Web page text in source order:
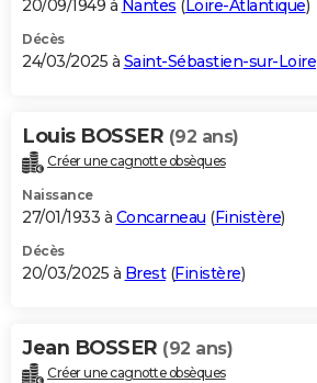
20/09/1949 à Nantes ( Loire-Atlantique)
Décès
24/03/2025 à Saint-Sébastien-sur-Loire
Louis BOSSER (92 ans)
Créer une cagnotte obsèques
Naissance
27/01/1933 à Concarneau (Finistère)
Décès
20/03/2025 à Brest(Finistère)
Jean BOSSER (92 ans)
Créer une cagnotte obsèques